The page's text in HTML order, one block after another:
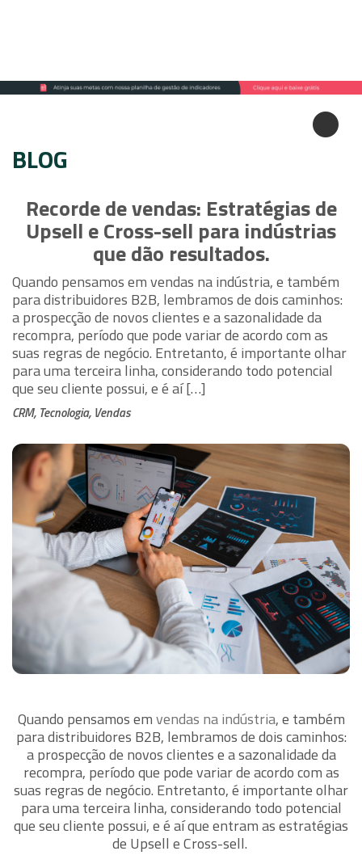
BLOG
Recorde de vendas: Estratégias de
Upsell e Cross-sell para indústrias
que dão resultados.
Quando pensamos em vendas na indústria, e também
para distribuidores B2B, lembramos de dois caminhos:
a prospecção de novos clientes e a sazonalidade da
recompra, período que pode variar de acordo com as
suas regras de negócio. Entretanto, é importante olhar
para uma terceira linha, considerando todo potencial
que seu cliente possui, e é aí […]
CRM, Tecnologia, Vendas
Quando pensamos emvendas na indústria, e também
para distribuidores B2B, lembramos de dois caminhos:
a prospecção de novos clientes e a sazonalidade da
recompra, período que pode variar de acordo com as
suas regras de negócio. Entretanto, é importante olhar
para uma terceira linha, considerando todo potencial
que seu cliente possui, e é aí que entram as estratégias
de Upsell e Cross-sell.